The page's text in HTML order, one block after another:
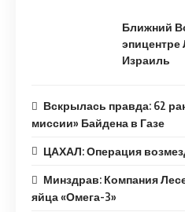
Ближний
эпицентре
Израиль
Вскрылась правда: 62
миссии» Байдена в Газе
ЦАХАЛ: Операция
Минздрав: Компания
яйца «Омега-3»